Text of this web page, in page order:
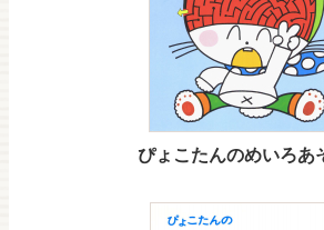
ぴょこたんのめいろあ